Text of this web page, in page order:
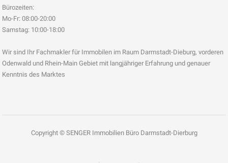
Bürozeiten:
Mo-Fr: 08:00-20:00
Samstag: 10:00-18:00
Wir sind Ihr Fachmakler für Immobilen im Raum Darmstadt-Dieburg, vorderen
Odenwald und Rhein-Main Gebiet mit langjähriger Erfahrung und genauer
Kenntnis des Marktes
Copyright © SENGER Immobilien Büro Darmstadt-Dierburg